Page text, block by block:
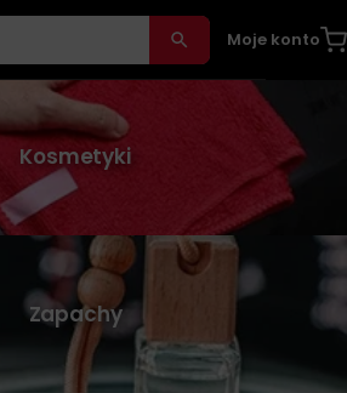
Moje konto
Kosmetyki
Zapachy